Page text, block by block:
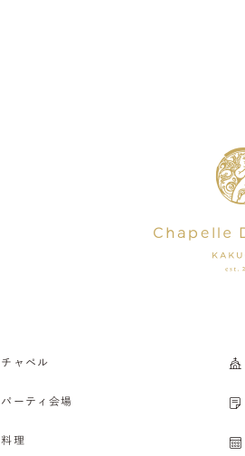
チャペル
パーティ会場
料理